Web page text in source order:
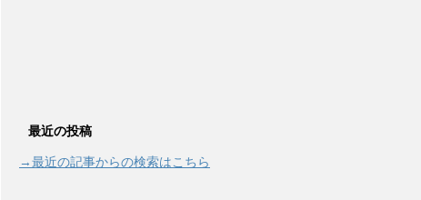
最近の投稿
→最近の記事からの検索はこちら